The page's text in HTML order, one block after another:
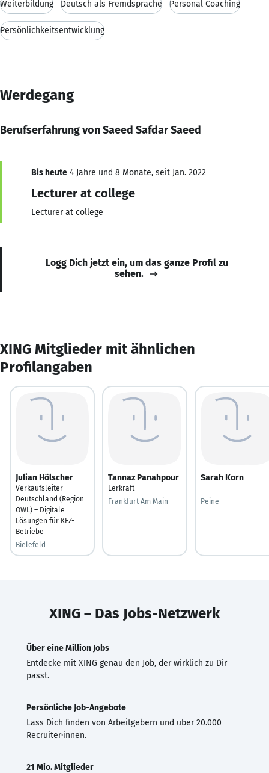
Weiterbildung Deutsch als Fremdsprache Personal Coaching
Persönlichkeitsentwicklung
Werdegang
Berufserfahrung von Saeed Safdar Saeed
Bis heute 4 Jahre und 8 Monate, seit Jan. 2022
Lecturer at college
Lecturer at college
Logg Dich jetzt ein, um das ganze Profil zu
sehen.
XING Mitglieder mit ähnlichen
Profilangaben
Julian Hölscher
Verkaufsleiter
Deutschland (Region
OWL) – Digitale
Lösungen für KFZ-
Betriebe
Bielefeld
Tannaz Panahpour
Lerkraft
Frankfurt Am Main
Sarah Korn
---
Peine
XING – Das Jobs-Netzwerk
Über eine Million Jobs
Entdecke mit XING genau den Job, der wirklich zu Dir
passt.
Persönliche Job-Angebote
Lass Dich finden von Arbeitgebern und über 20.000
Recruiter·innen.
21 Mio. Mitglieder